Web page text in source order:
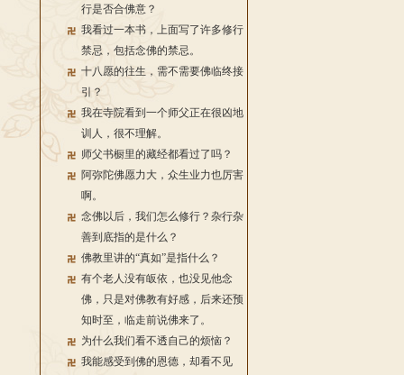
行是否合佛意？
我看过一本书，上面写了许多修行
禁忌，包括念佛的禁忌。
十八愿的往生，需不需要佛临终接
引？
我在寺院看到一个师父正在很凶地
训人，很不理解。
师父书橱里的藏经都看过了吗？
阿弥陀佛愿力大，众生业力也厉害
啊。
念佛以后，我们怎么修行？杂行杂
善到底指的是什么？
佛教里讲的“真如”是指什么？
有个老人没有皈依，也没见他念
佛，只是对佛教有好感，后来还预
知时至，临走前说佛来了。
为什么我们看不透自己的烦恼？
我能感受到佛的恩德，却看不见